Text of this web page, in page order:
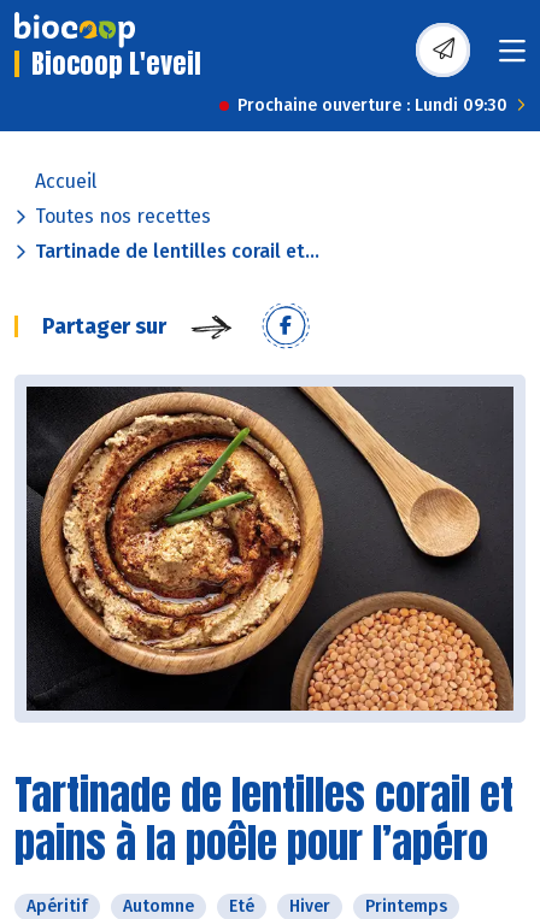
Biocoop L'eveil
Prochaine ouverture : Lundi 09:30
Accueil
Toutes nos recettes
Tartinade de lentilles corail et...
Partager sur
Tartinade de lentilles corail et
pains à la poêle pour l’apéro
Apéritif Automne Eté Hiver Printemps